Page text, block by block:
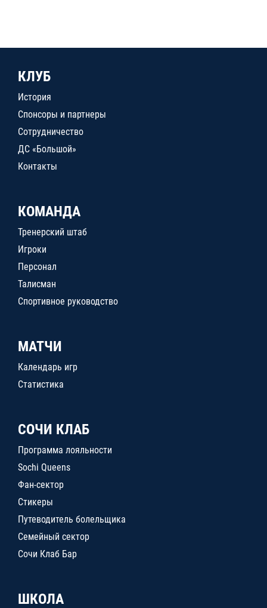
КЛУБ
История
Спонсоры и партнеры
Сотрудничество
ДС «Большой»
Контакты
КОМАНДА
Тренерский штаб
Игроки
Персонал
Талисман
Спортивное руководство
МАТЧИ
Календарь игр
Статистика
СОЧИ КЛАБ
Программа лояльности
Sochi Queens
Фан-сектор
Стикеры
Путеводитель болельщика
Семейный сектор
Сочи Клаб Бар
ШКОЛА